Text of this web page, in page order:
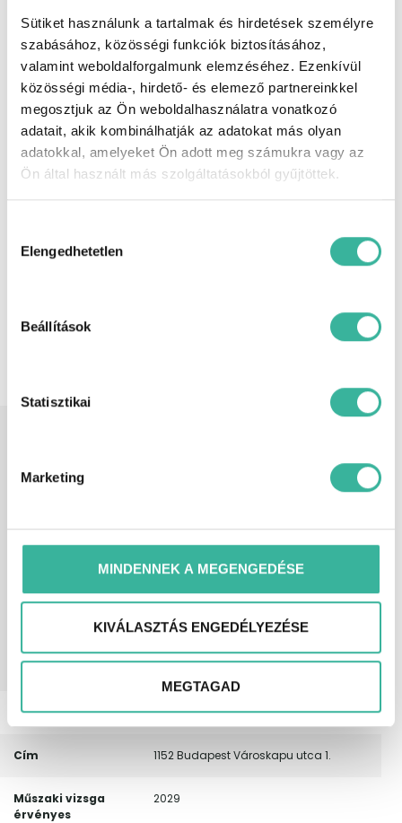
Sütiket használunk a tartalmak és hirdetések személyre
szabásához, közösségi funkciók biztosításához,
valamint weboldalforgalmunk elemzéséhez. Ezenkívül
közösségi média-, hirdető- és elemező partnereinkkel
megosztjuk az Ön weboldalhasználatra vonatkozó
adatait, akik kombinálhatják az adatokat más olyan
adatokkal, amelyeket Ön adott meg számukra vagy az
Ön által használt más szolgáltatásokból gyűjtöttek.
kiválasztása
Elengedhetetlen
Beállítások
Statisztikai
Marketing
MINDENNEK A MEGENGEDÉSE
KIVÁLASZTÁS ENGEDÉLYEZÉSE
MEGTAGAD
felszereltség
állítható kormány, Apple CarPlay,
automata fényszórókapcsolás,
centrálzár, digitális klíma, elektromos
ablak elöl, elektromos ablak hátul,
érintőkijelző, ESP (menetstabilizátor),
fáradtságérzékelő, fedélzeti komputer,
függönylégzsák, indításgátló
(immobiliser), ISOFIX rendszer,
kormányról vezérelhető hifi, ködlámpa,
kulcs nélküli indítás, LED fényszóró,
tábla-felismerő funkció, tempomat,
asszisztens, vezetőoldali légzsák,
autóbeszámítás lehetséges, azonnal
(menetstabilizátor), fáradtságérzékelő,
sávváltó asszisztens, tábla-felismerő
tolatóradar, USB csatlakozó, utasoldali
légzsák, ülésmagasság állítás,
ütközés veszélyre felkészítő rendszer,
vészfék asszisztens, vezetőoldali
Telefonszám (+36) 30/4446241, (+36) 30/3499338
Cím 1152 Budapest Városkapu utca 1.
Műszaki vizsga
érvényes
2029